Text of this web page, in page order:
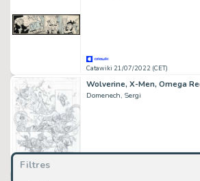
Filtres
Catawiki 21/07/2022 (CET)
Domenech, Sergi